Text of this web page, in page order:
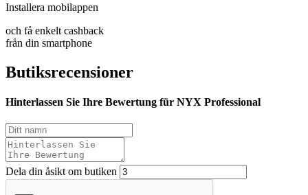
Installera mobilappen
och få enkelt cashback
från din smartphone
Butiksrecensioner
Hinterlassen Sie Ihre Bewertung für NYX Professional
Dela din åsikt om butiken